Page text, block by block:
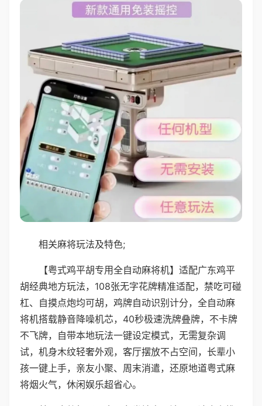
相关麻将玩法及特色;
【粤式鸡平胡专用全自动麻将机】适配广东鸡平
胡经典地方玩法，108张无字花牌精准适配，禁吃可碰
杠、自摸点炮均可胡，鸡牌自动识别计分，全自动麻
将机搭载静音降噪机芯，40秒极速洗牌叠牌，不卡牌
不飞牌，自带本地玩法一键设定模式，无需复杂调
试，机身木纹轻奢外观，客厅摆放不占空间，长辈小
孩一键上手，亲友小聚、周末消遣，还原地道粤式麻
将烟火气，休闲娱乐超省心。